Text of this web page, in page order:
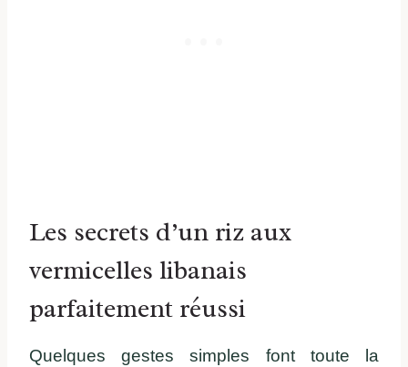
Les secrets d’un riz aux
vermicelles libanais
parfaitement réussi
Quelques gestes simples font toute la